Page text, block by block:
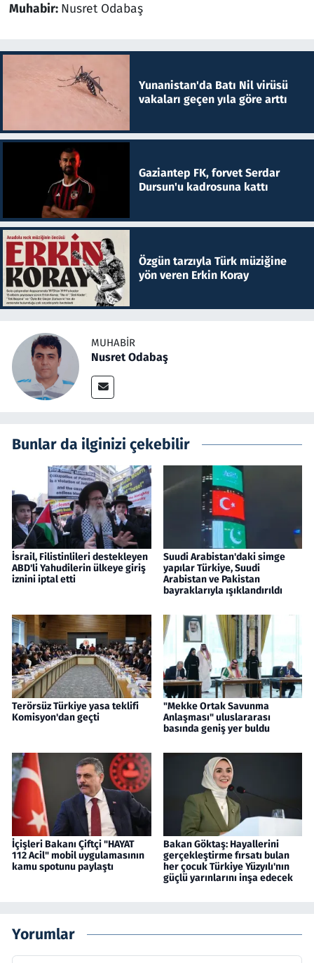
Muhabir: Nusret Odabaş
Yunanistan'da Batı Nil virüsü
vakaları geçen yıla göre arttı
Gaziantep FK, forvet Serdar
Dursun'u kadrosuna kattı
Özgün tarzıyla Türk müziğine
yön veren Erkin Koray
MUHABIR
Nusret Odabaş
Bunlar da ilginizi çekebilir
İsrail, Filistinlileri destekleyen
ABD'li Yahudilerin ülkeye giriş
iznini iptal etti
Suudi Arabistan'daki simge
yapılar Türkiye, Suudi
Arabistan ve Pakistan
bayraklarıyla ışıklandırıldı
Terörsüz Türkiye yasa teklifi
Komisyon'dan geçti
"Mekke Ortak Savunma
Anlaşması" uluslararası
basında geniş yer buldu
İçişleri Bakanı Çiftçi "HAYAT
112 Acil" mobil uygulamasının
kamu spotunu paylaştı
Bakan Göktaş: Hayallerini
gerçekleştirme fırsatı bulan
her çocuk Türkiye Yüzyılı'nın
güçlü yarınlarını inşa edecek
Yorumlar